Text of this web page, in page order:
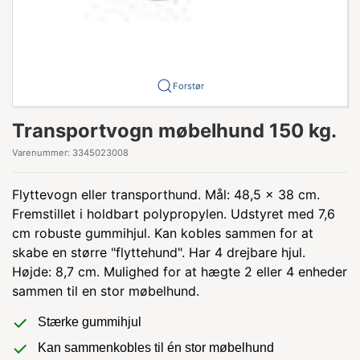
Forstør
Transportvogn møbelhund 150 kg.
Varenummer: 3345023008
Flyttevogn eller transporthund. Mål: 48,5 x 38 cm.
Fremstillet i holdbart polypropylen. Udstyret med 7,6
cm robuste gummihjul. Kan kobles sammen for at
skabe en større "flyttehund". Har 4 drejbare hjul.
Højde: 8,7 cm. Mulighed for at hægte 2 eller 4 enheder
sammen til en stor møbelhund.
Stærke gummihjul
Kan sammenkobles til én stor møbelhund